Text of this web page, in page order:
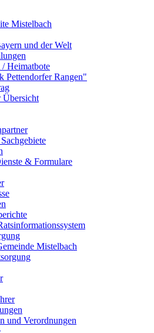
Mistelbach
und der Welt
Heimatbote
Pettendorfer Rangen"
Übersicht
& Formulare
Mistelbach
und Verordnungen